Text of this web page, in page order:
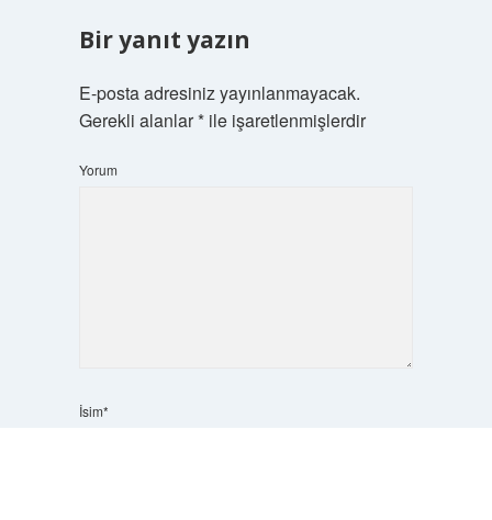
Bir yanıt yazın
E-posta adresiniz yayınlanmayacak.
Gerekli alanlar*ile işaretlenmişlerdir
Yorum
İsim*